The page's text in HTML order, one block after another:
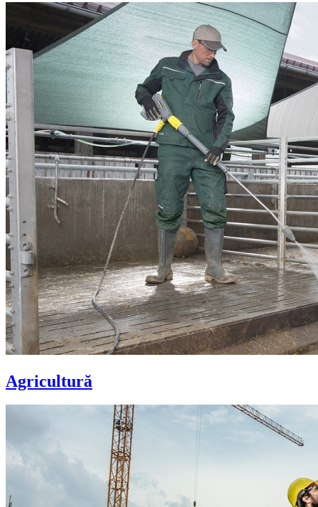
Agricultură